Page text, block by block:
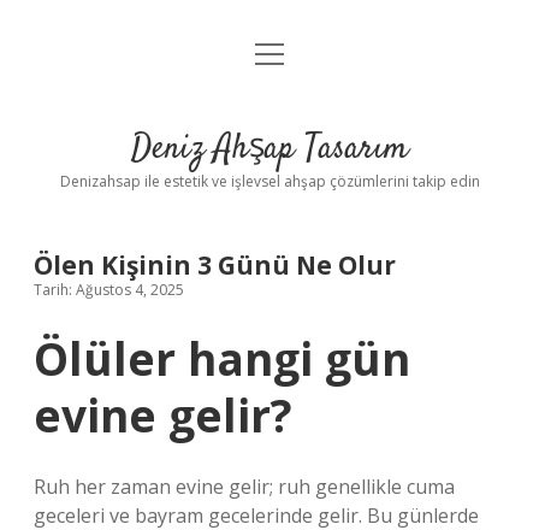
Anasayfa
Yasal Uyarı
menüyü
Deniz Ahşap Tasarım
Denizahsap ile estetik ve işlevsel ahşap çözümlerini takip edin
Ölen Kişinin 3 Günü Ne Olur
Tarih: Ağustos 4, 2025
Ölüler hangi gün
evine gelir?
Ruh her zaman evine gelir; ruh genellikle cuma
geceleri ve bayram gecelerinde gelir. Bu günlerde